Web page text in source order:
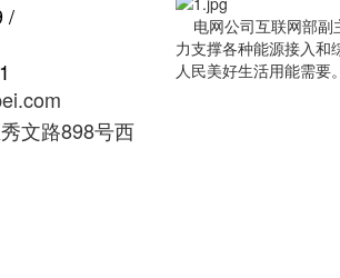
电网公司互联网部副
力支撑各种能源接入和
人民美好生活用能需要
/
文路898号西